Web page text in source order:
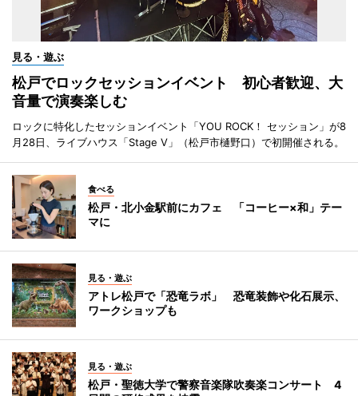
見る・遊ぶ
松戸でロックセッションイベント 初心者歓迎、大
音量で演奏楽しむ
ロックに特化したセッションイベント「YOU ROCK！ セッション」が8
月28日、ライブハウス「Stage V」（松戸市樋野口）で初開催される。
食べる
松戸・北小金駅前にカフェ 「コーヒー×和」テー
マに
見る・遊ぶ
アトレ松戸で「恐竜ラボ」 恐竜装飾や化石展示、
ワークショップも
見る・遊ぶ
松戸・聖徳大学で警察音楽隊吹奏楽コンサート 4